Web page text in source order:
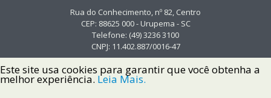
Rua do Conhecimento, nº 82, Centro
CEP: 88625 000 - Urupema - SC
Telefone: (49) 3236 3100
CNPJ: 11.402.887/0016-47
Este site usa cookies para garantir que você obtenha a
melhor experiência. Leia Mais.